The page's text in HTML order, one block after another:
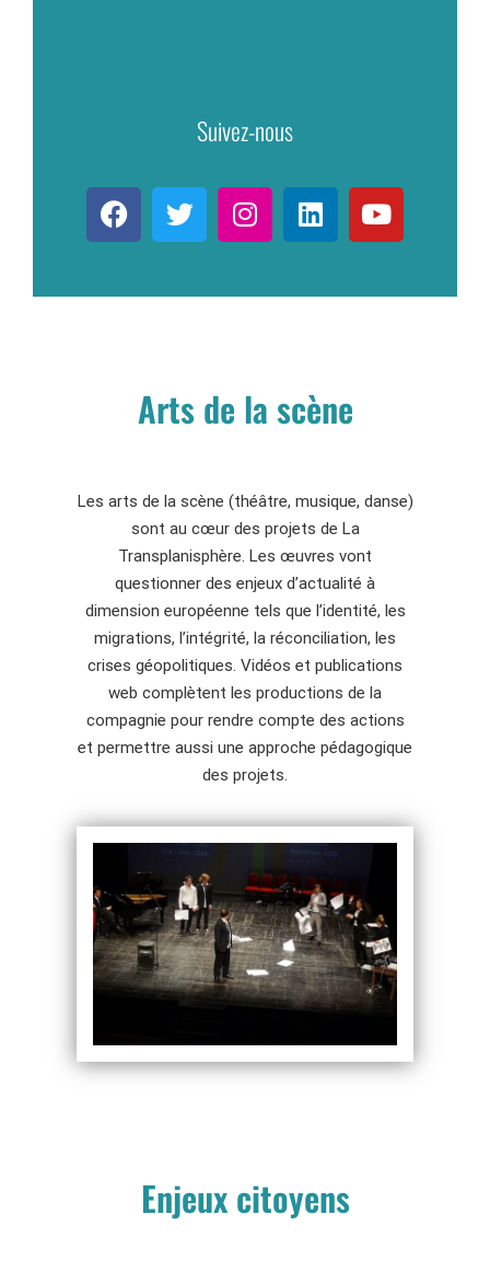
Suivez-nous
Arts de la scène
Les arts de la scène (théâtre, musique, danse)
sont au cœur des projets de La
Transplanisphère. Les œuvres vont
questionner des enjeux d’actualité à
dimension européenne tels que l’identité, les
migrations, l’intégrité, la réconciliation, les
crises géopolitiques. Vidéos et publications
web complètent les productions de la
compagnie pour rendre compte des actions
et permettre aussi une approche pédagogique
des projets.
Enjeux citoyens